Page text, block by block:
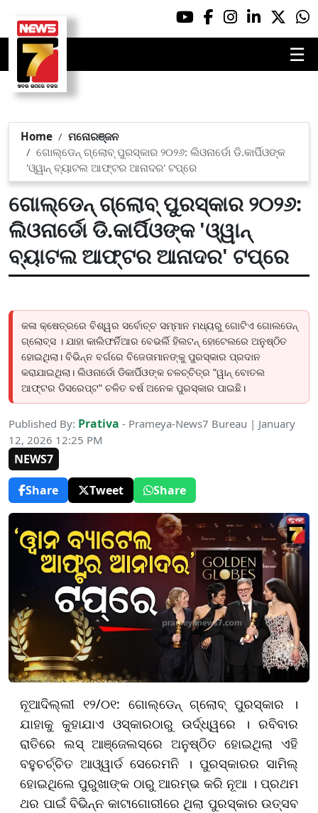
☰
Home
ମନୋରଞ୍ଜନ
ଗୋଲ୍ଡେନ୍ ଗ୍ଲୋବ୍ ପୁରସ୍କାର ୨୦୨୬: ଲିଓନାର୍ଡୋ ଡି.କାର୍ପିଓଙ୍କ
'ଓ୍ୱାନ୍ ବ୍ୟାଟଲ ଆଫ୍ଟର ଆନାଦର' ଟପ୍‌ରେ
ଗୋଲ୍ଡେନ୍ ଗ୍ଲୋବ୍ ପୁରସ୍କାର ୨୦୨୬:
ଲିଓନାର୍ଡୋ ଡି.କାର୍ପିଓଙ୍କ 'ଓ୍ୱାନ୍
ବ୍ୟାଟଲ ଆଫ୍ଟର ଆନାଦର' ଟପ୍‌ରେ
କଳା କ୍ଷେତ୍ରରେ ବିଶ୍ୱର ସର୍ବୋଚ୍ଚ ସମ୍ମାନ ମଧ୍ୟରୁ ଗୋଟିଏ ଗୋଲଡେନ୍
ଗ୍ଲୋବ୍ସ । ଯାହା କାଲିଫର୍ନିଆର ବେଭର୍ଲି ହିଲଟନ୍ ହୋଟେଲରେ ଅନୁଷ୍ଠିତ
ହୋଇଥିଲା। ବିଭିନ୍ନ ବର୍ଗରେ ବିଜେତାମାନଙ୍କୁ ପୁରସ୍କାର ପ୍ରଦାନ
କରାଯାଇଥିଲା। ଲିଓନାର୍ଡୋ ଡିକାର୍ପିଓଙ୍କ ଚଳଚ୍ଚିତ୍ର "ୱାନ୍ ବୋତଲ
ଆଫ୍ଟର ​​ଡିସରେପ୍ଟ" ଚଳିତ ବର୍ଷ ଅନେକ ପୁରସ୍କାର ପାଇଛି।
Published By: Prativa - Prameya-News7 Bureau | January
12, 2026 12:25 PM
NEWS7
Share
Tweet Share
ନୂଆଦିଲ୍ଲୀ ୧୨/୦୧: ଗୋଲ୍ଡେନ୍ ଗ୍ଲୋବ୍ ପୁରସ୍କାର ।
ଯାହାକୁ କୁହାଯାଏ ଓସ୍କାରଠାରୁ ଉର୍ଦ୍ଧ୍ୱରେ । ରବିବାର
ରାତିରେ ଲସ୍ ଆଞ୍ଜେଲସ୍ରେ ଅନୁଷ୍ଠିତ ହୋଇଥିଲା ଏହି
ବହୁଚର୍ଚ୍ଚିତ ଆଓ୍ୱାର୍ଡ ସେରେମନି । ପୁରସ୍କାରର ସାମିଲ୍
ହୋଇଥିଲେ ପୁରୁଖାଙ୍କ ଠାରୁ ଆରମ୍ଭ କରି ନୂଆ । ପ୍ରଥମ
ଥର ପାଇଁ ବିଭିନ୍ନ କାଟାଗୋରୀରେ ଥିଲା ପୁରସ୍କାର ଉତ୍ସବ